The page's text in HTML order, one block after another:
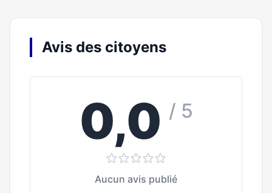
Avis des citoyens
0,0 / 5
Aucun avis publié